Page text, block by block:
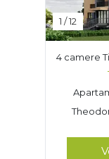
1 /12
4 camere